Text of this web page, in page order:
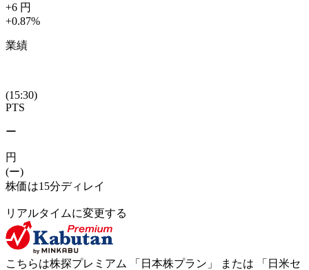
+6 円
+0.87%
業績
(15:30)
PTS
ー
円
(ー)
株価は15分ディレイ
リアルタイムに変更する
こちらは株探プレミアム 「 日本株プラン 」 または 「 日米セ